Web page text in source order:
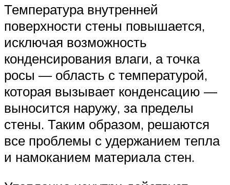
Температура внутренней
поверхности стены повышается,
исключая возможность
конденсирования влаги, а точка
росы — область с температурой,
которая вызывает конденсацию —
выносится наружу, за пределы
стены. Таким образом, решаются
все проблемы с удержанием тепла
и намоканием материала стен.